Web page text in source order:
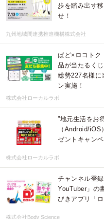
歩を踏み出す
せ！
九州地域間連携推進機構株式会社
ぱど×ロコトク
品が当たるく
総勢227名様に
ン実施！
株式会社ローカルラボ
”地元生活をお
（Android/
ゼントキャン
株式会社ローカルラボ
チャンネル登
YouTuber」の
びきアプリ「
株式会社Body Science